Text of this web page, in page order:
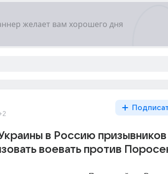
в Россию призывников
воевать против